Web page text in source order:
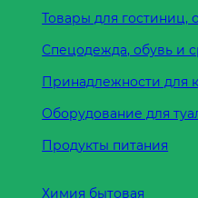
Товары для гостиниц,
Спецодежда, обувь и
Принадлежности для
Оборудование для
Продукты питания
Химия бытовая